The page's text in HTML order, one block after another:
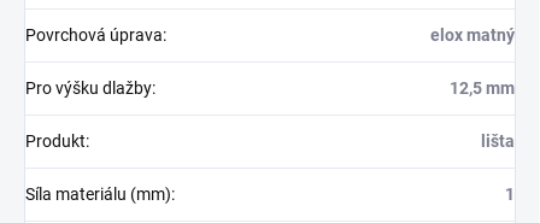
Povrchová úprava: elox matný
Pro výšku dlažby: 12,5 mm
Produkt: lišta
Síla materiálu (mm): 1